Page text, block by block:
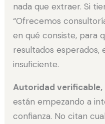
nada que extraer. Si
“Ofrecemos
en qué consiste, para
resultados esperados,
insuficiente.
Autoridad verificable,
están empezando a
confianza. No citan